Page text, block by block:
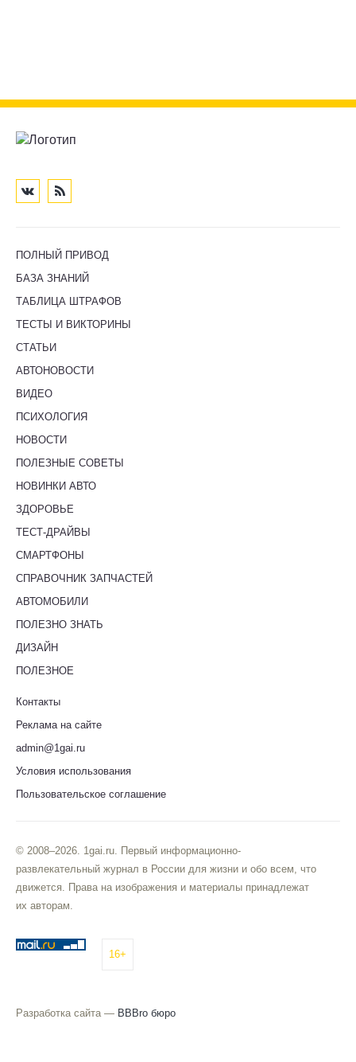
ПОЛНЫЙ ПРИВОД
БАЗА ЗНАНИЙ
ТАБЛИЦА ШТРАФОВ
ТЕСТЫ И ВИКТОРИНЫ
СТАТЬИ
АВТОНОВОСТИ
ВИДЕО
ПСИХОЛОГИЯ
НОВОСТИ
ПОЛЕЗНЫЕ СОВЕТЫ
НОВИНКИ АВТО
ЗДОРОВЬЕ
ТЕСТ-ДРАЙВЫ
СМАРТФОНЫ
СПРАВОЧНИК ЗАПЧАСТЕЙ
АВТОМОБИЛИ
ПОЛЕЗНО ЗНАТЬ
ДИЗАЙН
ПОЛЕЗНОЕ
Контакты
Реклама на сайте
admin@1gai.ru
Условия использования
Пользовательское соглашение
© 2008–2026. 1gai.ru. Первый информационно-
развлекательный журнал в России для жизни и обо всем, что
движется. Права на изображения и материалы принадлежат
их авторам.
16+
Разработка сайта — BBBro бюро